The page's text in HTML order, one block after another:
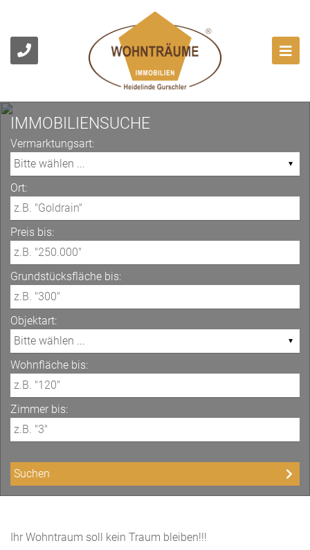
IMMOBILIENSUCHE
Vermarktungsart:
Ort:
Preis bis:
Grundstücksfläche bis:
Objektart:
Wohnfläche bis:
Zimmer bis:
Ihr Wohntraum soll kein Traum bleiben!!!